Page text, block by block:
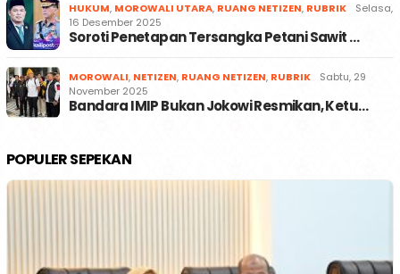
HUKUM, MOROWALI UTARA, RUANG NETIZEN, RUBRIK
Selasa,
16 Desember 2025
Soroti Penetapan Tersangka Petani Sawit …
MOROWALI, NETIZEN, RUANG NETIZEN, RUBRIK
Sabtu, 29
November 2025
Bandara IMIP Bukan Jokowi Resmikan, Ketu…
POPULER SEPEKAN